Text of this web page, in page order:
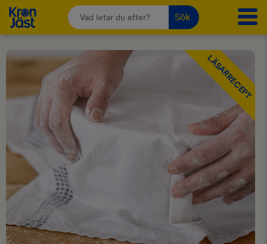
Sök
LÄSARRECEPT